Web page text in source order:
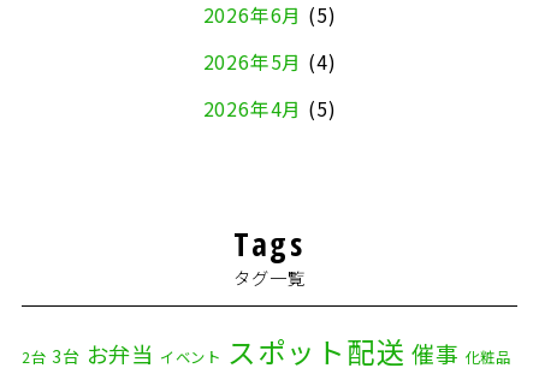
2026年6月 (5)
2026年5月 (4)
2026年4月 (5)
2026年1月
2025年11月(4)
Tags
タグ一覧
2台 3台 お弁当 イベント スポット配送 催事 化粧品